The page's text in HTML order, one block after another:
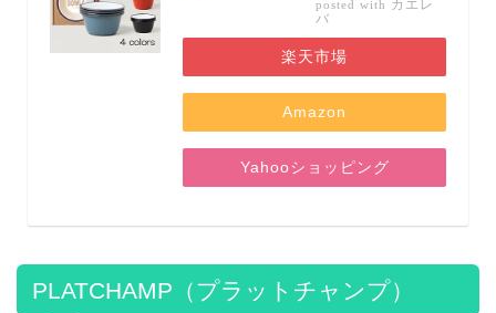
posted with カエレ
バ
楽天市場
Amazon
Yahooショッピング
PLATCHAMP（プラットチャンプ）